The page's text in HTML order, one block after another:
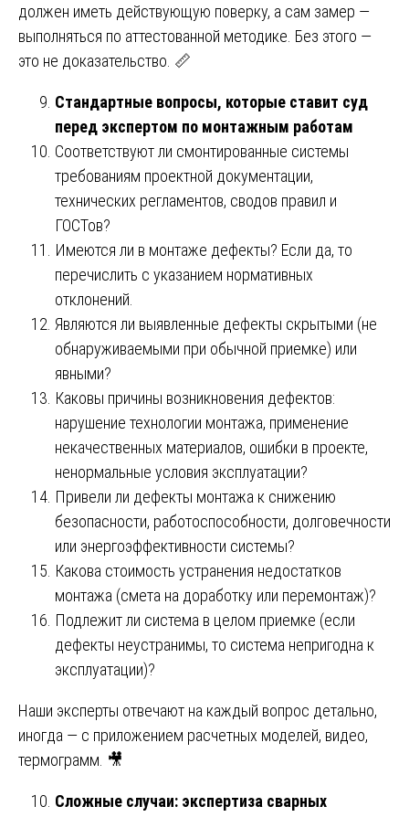
должен иметь действующую поверку, а сам замер —
выполняться по аттестованной методике. Без этого —
это не доказательство. 📏
Стандартные вопросы, которые ставит суд
перед экспертом по монтажным работам
Соответствуют ли смонтированные системы
требованиям проектной документации,
технических регламентов, сводов правил и
ГОСТов?
Имеются ли в монтаже дефекты? Если да, то
перечислить с указанием нормативных
отклонений.
Являются ли выявленные дефекты скрытыми (не
обнаруживаемыми при обычной приемке) или
явными?
Каковы причины возникновения дефектов:
нарушение технологии монтажа, применение
некачественных материалов, ошибки в проекте,
ненормальные условия эксплуатации?
Привели ли дефекты монтажа к снижению
безопасности, работоспособности, долговечности
или энергоэффективности системы?
Какова стоимость устранения недостатков
монтажа (смета на доработку или перемонтаж)?
Подлежит ли система в целом приемке (если
дефекты неустранимы, то система непригодна к
эксплуатации)?
Наши эксперты отвечают на каждый вопрос детально,
иногда — с приложением расчетных моделей, видео,
термограмм. 🎥
Сложные случаи: экспертиза сварных